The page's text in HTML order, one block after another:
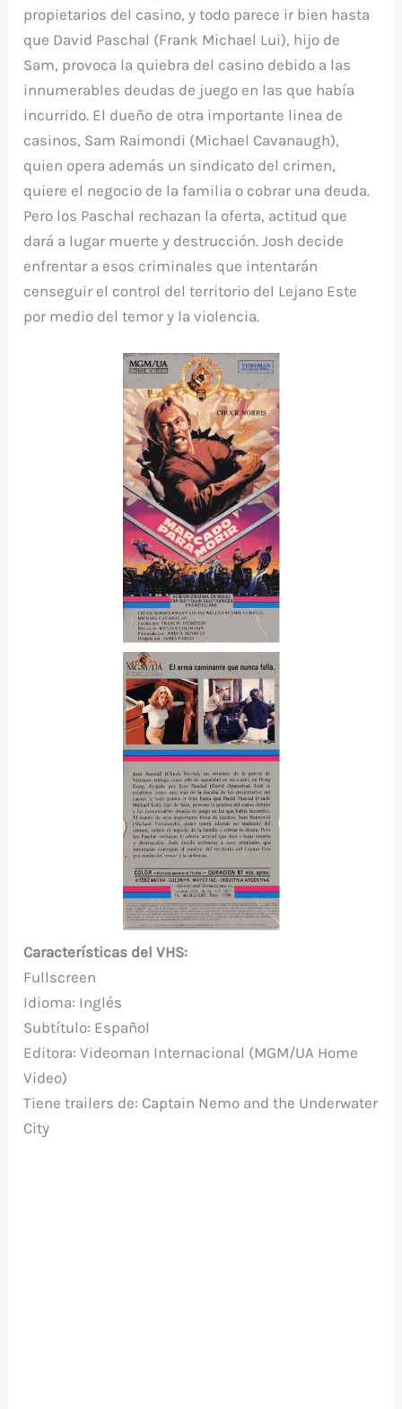
propietarios del casino, y todo parece ir bien hasta
que David Paschal (Frank Michael Lui), hijo de
Sam, provoca la quiebra del casino debido a las
innumerables deudas de juego en las que había
incurrido. El dueño de otra importante linea de
casinos, Sam Raimondi (Michael Cavanaugh),
quien opera además un sindicato del crimen,
quiere el negocio de la familia o cobrar una deuda.
Pero los Paschal rechazan la oferta, actitud que
dará a lugar muerte y destrucción. Josh decide
enfrentar a esos criminales que intentarán
censeguir el control del territorio del Lejano Este
por medio del temor y la violencia.
Características del VHS:
Fullscreen
Idioma: Inglés
Subtítulo: Español
Editora: Videoman Internacional (MGM/UA Home
Video)
Tiene trailers de: Captain Nemo and the Underwater
City